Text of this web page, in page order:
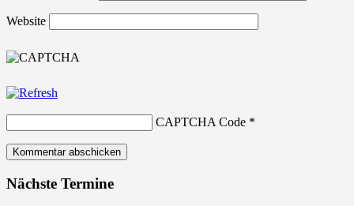
Website
CAPTCHA Code *
Nächste Termine